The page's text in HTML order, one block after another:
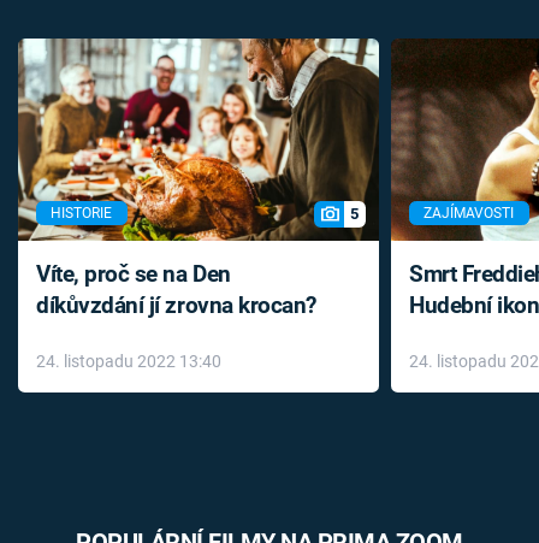
HISTORIE 5
Víte, proč se na Den
díkůvzdání jí zrovna krocan?
24. listopadu 2022 13:40
ZAJÍMAVOSTI
Smrt
Hudební
léky
24. listopadu